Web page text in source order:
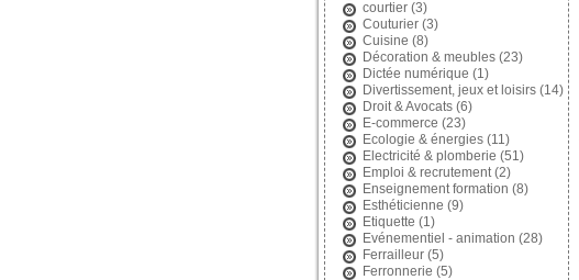
courtier(3)
Couturier(3)
Cuisine (8)
Décoration & meubles(23)
Dictée numérique (1)
Divertissement, jeux et loisirs(14)
Droit & Avocats(6)
E-commerce (23)
Ecologie & énergies(11)
Electricité & plomberie (51)
Emploi & recrutement(2)
Enseignement formation (8)
Esthéticienne (9)
Etiquette (1)
Evénementiel - animation (28)
Ferrailleur(5)
Ferronnerie (5)